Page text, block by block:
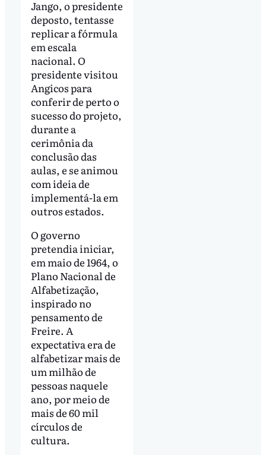
Jango, o presidente
deposto, tentasse
replicar a fórmula
em escala
nacional. O
presidente visitou
Angicos para
conferir de perto o
sucesso do projeto,
durante a
cerimônia da
conclusão das
aulas, e se animou
com ideia de
implementá-la em
outros estados.
O governo
pretendia iniciar,
em maio de 1964, o
Plano Nacional de
Alfabetização,
inspirado no
pensamento de
Freire. A
expectativa era de
alfabetizar mais de
um milhão de
pessoas naquele
ano, por meio de
mais de 60 mil
círculos de
cultura.